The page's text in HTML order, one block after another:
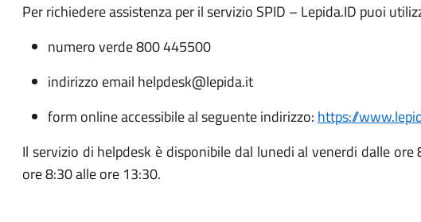
Per richiedere assistenza per il servizio SPID – Lepida.ID puoi
numero verde 800 445500
indirizzo email helpdesk@lepida.it
form online accessibile al seguente indirizzo: https://
Il servizio di helpdesk è disponibile dal lunedi al venerdi dalle
ore 8:30 alle ore 13:30.